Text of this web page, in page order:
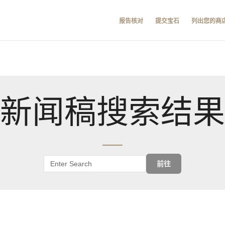
报告核对 提交宝石 列出您的商
新闻稿搜索结果
前往